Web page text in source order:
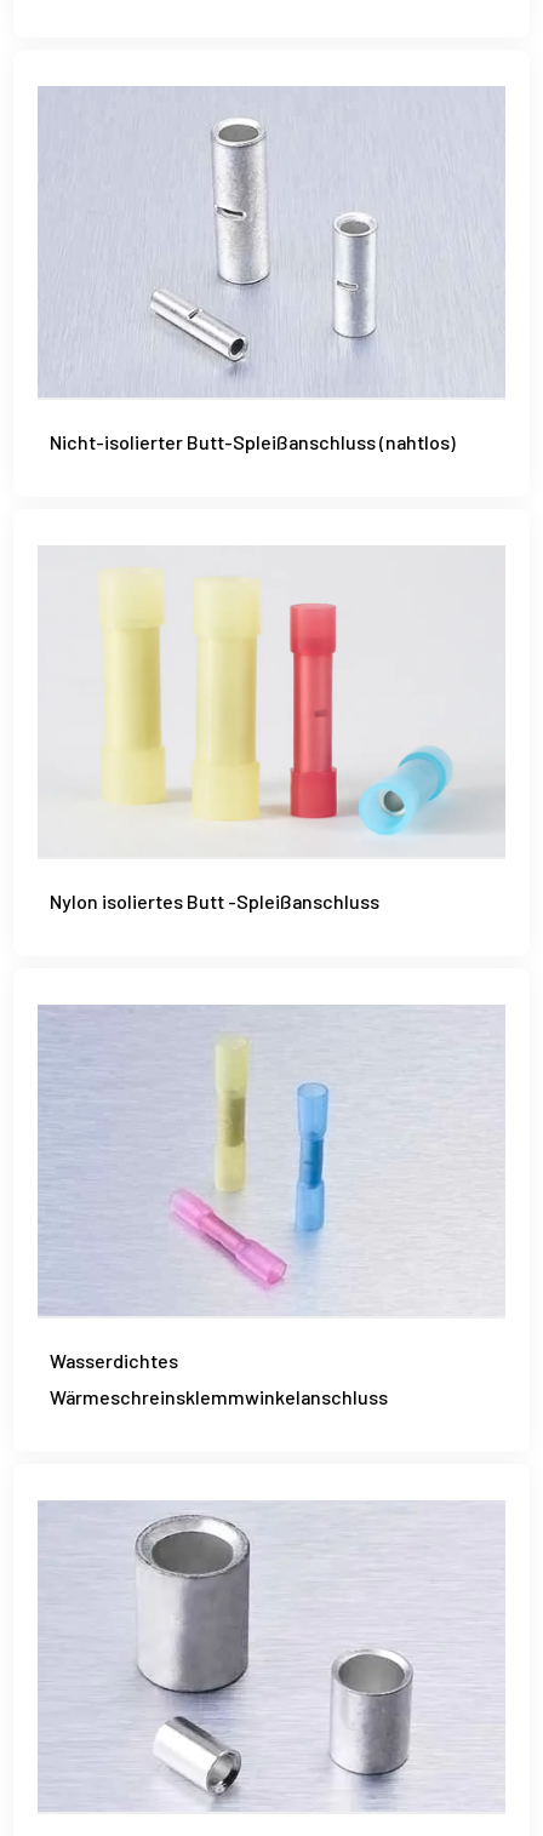
Nicht-isolierter Butt-Spleißanschluss (nahtlos)
Nylon isoliertes Butt -Spleißanschluss
Wasserdichtes
Wärmeschreinsklemmwinkelanschluss